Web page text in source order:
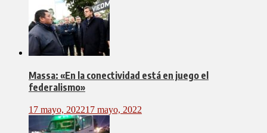
Massa: «En la conectividad está en juego el
federalismo»
17 mayo, 202217 mayo, 2022